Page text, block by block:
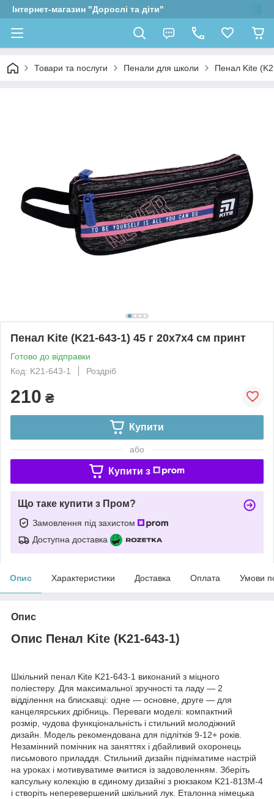
Інтернет-магазин "Дорослі та діти"
Товари та послуги Пенали для школи Пенал Kite
Пенал Kite (K21-643-1) 45 г 20x7x4 см принт
Готово до відправки
Код: K21-643-1
Роздріб
210 ₴
Купити
або
Купити з
Що таке купити з Пром?
Замовлення під захистом
Доступна доставка
Опис Характеристики Доставка Оплата Умови
Опис
Опис Пенал Kite (K21-643-1)
Шкільний пенал Kite K21-643-1 виконаний з міцного
поліестеру. Для максимальної зручності та ладу — 2
відділення на блискавці: одне — основне, друге — для
канцелярських дрібниць. Переваги моделі: компактний
розмір, чудова функціональність і стильний молодіжний
дизайн. Модель рекомендована для підлітків 9-12+ років.
Незамінний помічник на заняттях і дбайливий охоронець
письмового приладдя. Стильний дизайн підніматиме настрій
на уроках і мотивуватиме вчитися із задоволенням. Зберіть
капсульну колекцію в єдиному дизайні з рюкзаком K21-813M-4
і створіть неперевершений шкільний лук. Еталонна німецька